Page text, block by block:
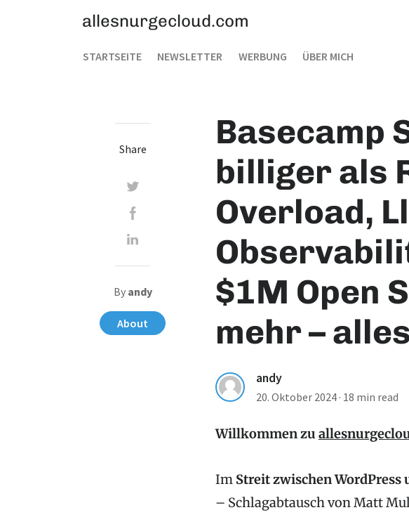
allesnurgecloud.com
STARTSEITE NEWSLETTER WERBUNG ÜBER MICH
Basecamp
billiger als
Overload,
$1M Open
mehr –
andy
20. Oktober 2024 · 18 min read
Willkommen zu
Im Streit zwischen WordPress
– Schlagabtausch von Matt
Share
By andy
About